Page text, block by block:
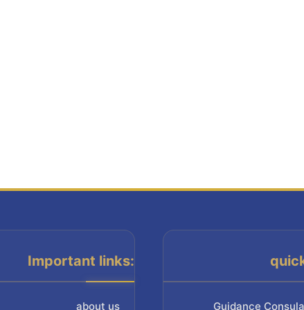
Important links:
about us Guidance